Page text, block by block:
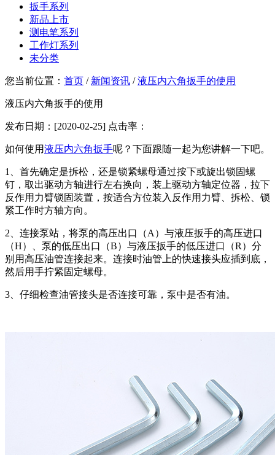
扳手系列
新品上市
测电笔系列
工作灯系列
未分类
您当前位置： 首页 / 新闻资讯 /液压内六角扳手的使用
液压内六角扳手的使用
发布日期：[2020-02-25] 点击率：
如何使用液压内六角扳手呢？下面跟随一起为您讲解一下吧。
1、首先确定是拆松，还是锁紧螺母通过按下或旋出锁固螺
钉，取出驱动方轴进行左右换向，装上驱动方轴定位器，拉下
反作用力臂锁固装置，按适合方位装入反作用力臂、拆松、锁
紧工作时方轴方向。
2、连接泵站，将泵的高压出口（A）与液压扳手的高压进口
（H）、泵的低压出口（B）与液压扳手的低压进口（R）分
别用高压油管连接起来。连接时油管上的快速接头应插到底，
然后用手拧紧固定螺母。
3、仔细检查油管接头是否连接可靠，泵中是否有油。